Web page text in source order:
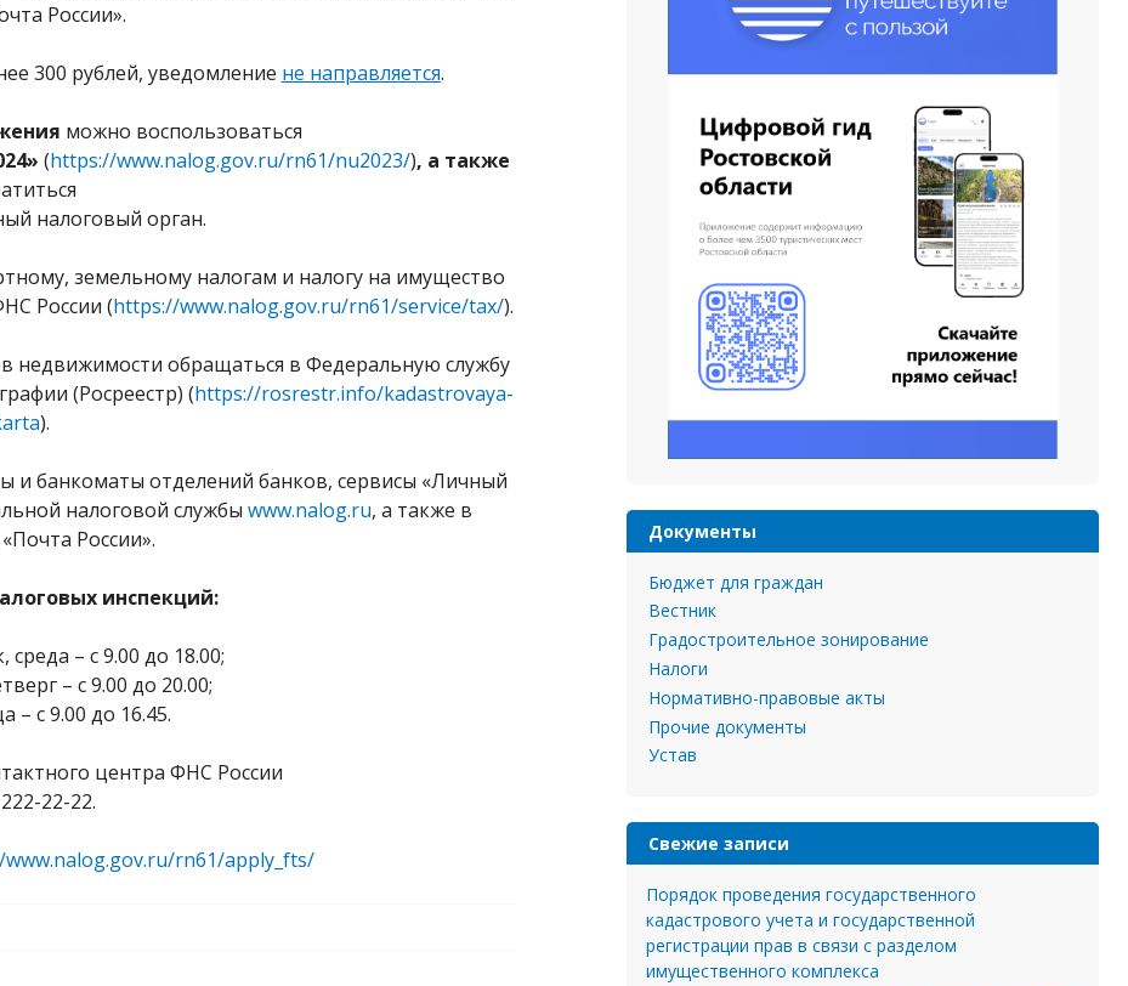
России».
300 рублей, уведомление не направляется.
можно воспользоваться
(https://www.nalog.gov.ru/rn61/nu2023/), а также
налоговый орган.
земельному налогам и налогу на имущество
России (https://www.nalog.gov.ru/rn61/service/tax/).
недвижимости обращаться в Федеральную службу
(Росреестр) (https://rosrestr.info/kadastrovaya-
).
и банкоматы отделений банков, сервисы «Личный
налоговой службыwww.nalog.ru, а также в
России».
инспекций:
– с 9.00 до 18.00;
– с 9.00 до 20.00;
– с 9.00 до 16.45.
центра ФНС России
22-22.
rn61/apply_fts/
Документы
Бюджет для граждан
Вестник
Градостроительное зонирование
Налоги
Нормативно-правовые акты
Прочие документы
Устав
Свежие записи
Порядок проведения государственного
кадастрового учета и государственной
регистрации прав в связи с разделом
имущественного комплекса